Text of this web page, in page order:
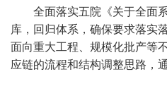
全面落实五院《关于全面
库，回归体系，确保要求落实
面向重大工程、规模化批产等
应链的流程和结构调整思路，